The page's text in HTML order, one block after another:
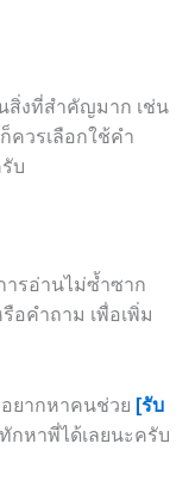
สิ่งที่สำคัญมาก เช่น
ควรเลือกใช้คำ
บ
ารอ่านไม่ซ้ำซาก
อคำถาม เพื่อเพิ่ม
ยากหาคนช่วย [รับ
กหาพี่ได้เลยนะครับ